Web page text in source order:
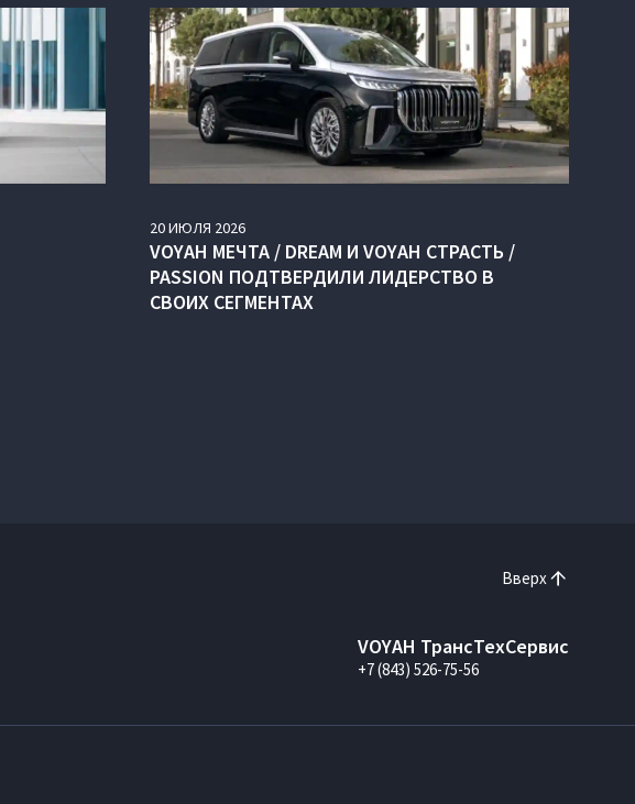
20ИЮЛЯ 2026
VOYAH МЕЧТА / DREAM И VOYAH СТРАСТЬ /
PASSION ПОДТВЕРДИЛИ ЛИДЕРСТВО В
СВОИХ СЕГМЕНТАХ
Вверх
VOYAH ТрансТехСервис
+7 (843) 526-75-56